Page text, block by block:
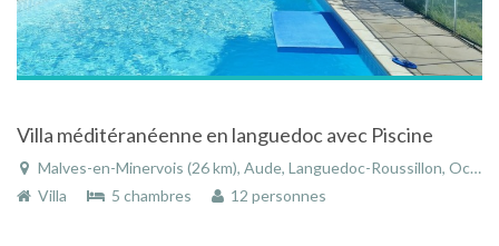
Villa méditéranéenne en languedoc avec Piscine
Malves-en-Minervois (26 km), Aude, Languedoc-Roussillon, Occitanie, France
Villa
5 chambres 12 personnes